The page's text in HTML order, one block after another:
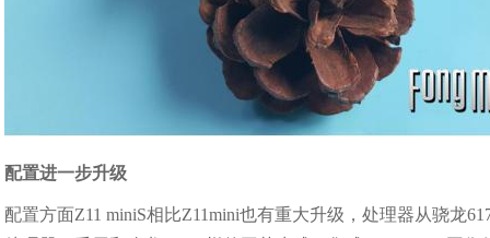
配置进一步升级
配置方面Z11 miniS相比Z11mini也有重大升级，处理器从骁龙